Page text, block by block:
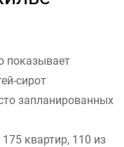
показывает
сирот
запланированных
квартир, 110 из